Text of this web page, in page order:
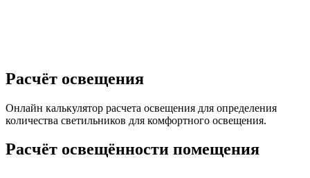
Расчёт освещения
Онлайн калькулятор расчета освещения для определения
количества светильников для комфортного освещения.
Расчёт освещённости помещения